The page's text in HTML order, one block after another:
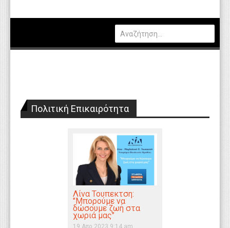
Πολιτική Επικαιρότητα
Λίνα Τουπεκτση:
"Μπορούμε να
δώσουμε ζωή στα
χωριά μας"
19 Απρ 2023 9:14 am
Καιρός
Τεχνολογία
Βιβλιοθήκη Απόψεων
Κυτίο Παραπόνων Πολιτών